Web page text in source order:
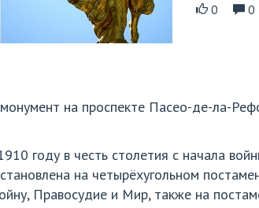
0
0
на проспекте Пасео-де-ла-
году в честь столетия с начала
на четырёхугольном
Правосудие и Мир, также на